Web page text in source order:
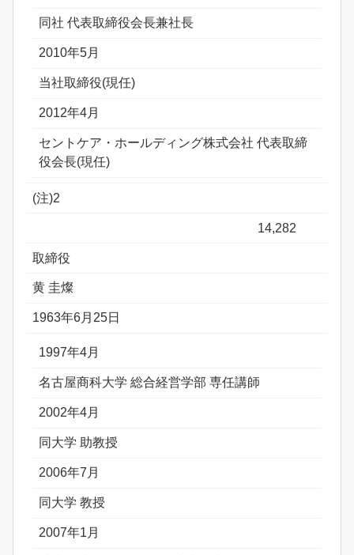
同社 代表取締役会長兼社長
2010年5月
当社取締役(現任)
2012年4月
セントケア・ホールディング株式会社 代表取締
役会長(現任)
(注)2
14,282
取締役
黄 圭燦
1963年6月25日
1997年4月
名古屋商科大学 総合経営学部 専任講師
2002年4月
同大学 助教授
2006年7月
同大学 教授
2007年1月